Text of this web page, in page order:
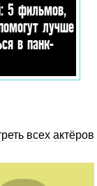
5 фильмов,
лучше
в панк-
всех актёров